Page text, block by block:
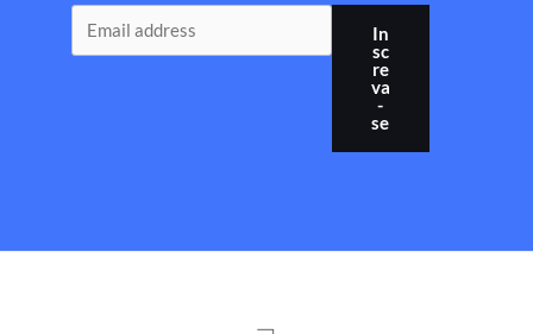
In
sc
re
va
-
se